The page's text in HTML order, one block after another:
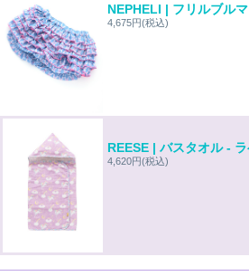
NEPHELI | フリルブル
4,675円(税込)
REESE | バスタオル -
4,620円(税込)